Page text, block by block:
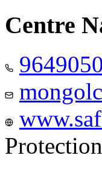
Centre